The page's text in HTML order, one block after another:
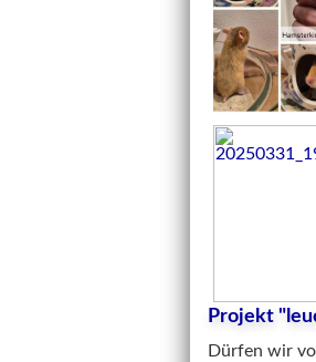
Projekt
Dürfen wir